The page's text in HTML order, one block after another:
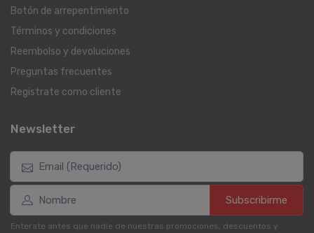
Botón de arrepentimiento
Términos y condiciones
Reembolso y devoluciones
Preguntas frecuentes
Registrate como cliente
Newsletter
Subscribirme
Enterate antes que nadie de nuestras promociones, descuentos y